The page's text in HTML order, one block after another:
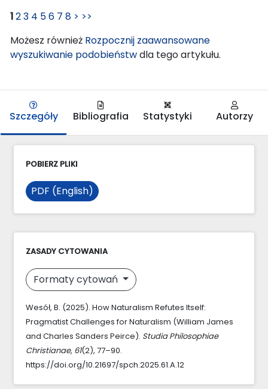
123 4 56 7 8 > >>
Możesz również Rozpocznij zaawansowane
wyszukiwanie podobieństwdla tego artykułu.
Szczegóły Bibliografia Statystyki Autorzy
POBIERZ PLIKI
PDF (English)
ZASADY CYTOWANIA
Formaty cytowań
Wesół, B. (2025). How Naturalism Refutes Itself:
Pragmatist Challenges for Naturalism (William James
and Charles Sanders Peirce). Studia Philosophiae
Christianae, 61(2), 77–90.
https://doi.org/10.21697/spch.2025.61.A.12